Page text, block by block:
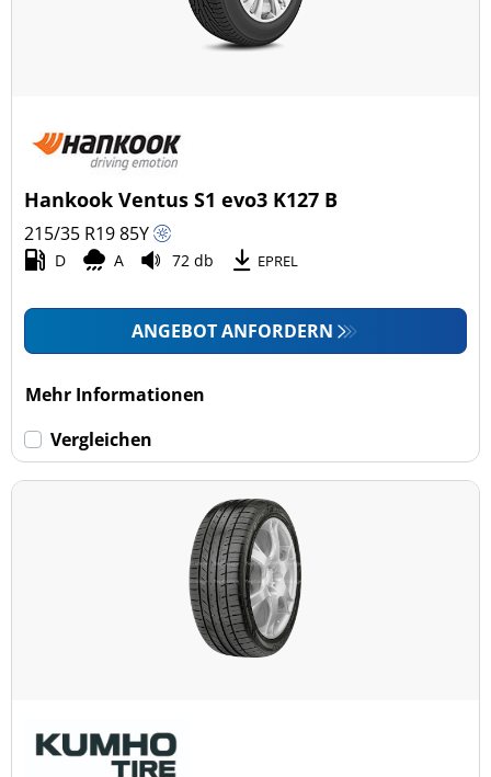
Pkw (2)
Transporter (0)
Wohnmobil (0)
Keine Run-flat (2)
Hankook Ventus S1 evo3 K127 B
215/35 R1985Y
D A 72 db EPREL
ANGEBOT ANFORDERN
Mehr Informationen
Vergleichen